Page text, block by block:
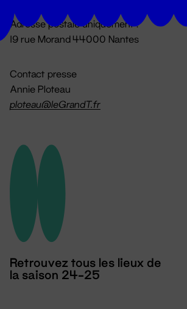
Adresse postale uniquement :
19 rue Morand 44000 Nantes
Contact presse
Annie Ploteau
ploteau@leGrandT.fr
Retrouvez tous les lieux de
la saison 24-25